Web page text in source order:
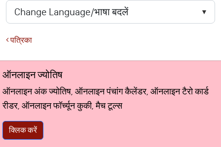
पत्रिका
ऑनलाइन ज्योतिष
ऑनलाइन अंक ज्योतिष, ऑनलाइन पंचांग कैलेंडर, ऑनलाइन टैरो कार्ड
रीडर, ऑनलाइन फॉर्च्यून कुकी, मैच टूल्स
क्लिक करें